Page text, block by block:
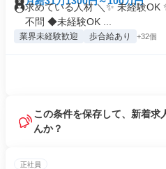
求めている人材 ＼✨ 未経験
不問 ◆未経験OK ...
業界未経験歓迎 歩合給あり +32個
この条件を保存して、新着求
んか？
正社員